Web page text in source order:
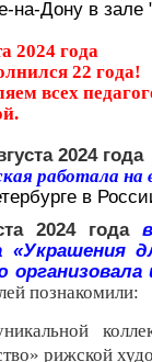
на-Дону в зале
2024 года
22 года!
всех
2024 года
работала
в
2024 года
«Украшения
организовала
познакомили:
рижской